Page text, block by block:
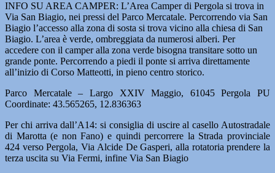
INFO SU AREA CAMPER: L’Area Camper di Pergola si trova in
Via San Biagio, nei pressi del Parco Mercatale. Percorrendo via San
Biagio l’accesso alla zona di sosta si trova vicino alla chiesa di San
Biagio. L’area è verde, ombreggiata da numerosi alberi. Per
accedere con il camper alla zona verde bisogna transitare sotto un
grande ponte. Percorrendo a piedi il ponte si arriva direttamente
all’inizio di Corso Matteotti, in pieno centro storico.
Parco Mercatale – Largo XXIV Maggio, 61045 Pergola PU
Coordinate: 43.565265, 12.836363
Per chi arriva dall’A14: si consiglia di uscire al casello Autostradale
di Marotta (e non Fano) e quindi percorrere la Strada provinciale
424 verso Pergola, Via Alcide De Gasperi, alla rotatoria prendere la
terza uscita su Via Fermi, infine Via San Biagio